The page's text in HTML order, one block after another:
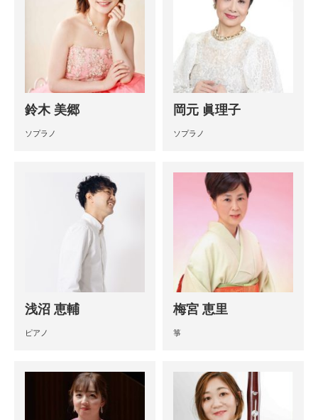
鈴木 美郷
ソプラノ
岡元 眞理子
ソプラノ
浅沼 恵輔
ピアノ
梅宮 恵里
箏